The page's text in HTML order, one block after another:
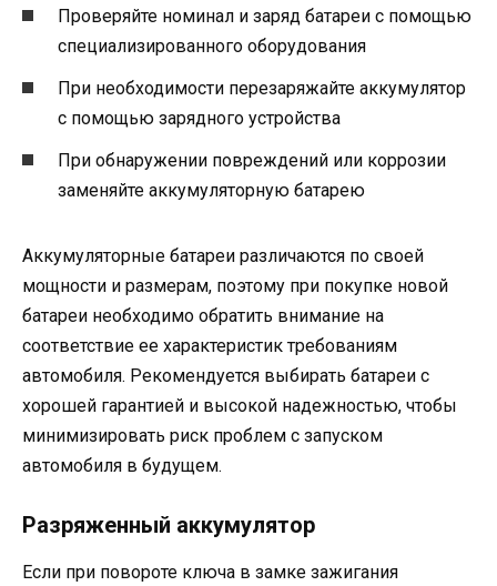
Проверяйте номинал и заряд батареи с помощью
специализированного оборудования
При необходимости перезаряжайте аккумулятор
с помощью зарядного устройства
При обнаружении повреждений или коррозии
заменяйте аккумуляторную батарею
Аккумуляторные батареи различаются по своей
мощности и размерам, поэтому при покупке новой
батареи необходимо обратить внимание на
соответствие ее характеристик требованиям
автомобиля. Рекомендуется выбирать батареи с
хорошей гарантией и высокой надежностью, чтобы
минимизировать риск проблем с запуском
автомобиля в будущем.
Разряженный аккумулятор
Если при повороте ключа в замке зажигания